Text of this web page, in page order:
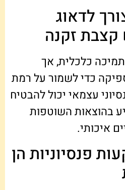
צורך לדאוג
זקנה
כלכלית, אך
כדי לשמור על רמת
עצמאי יכול להבטיח
בהוצאות השוטפות
איכותי.
השקעות פנסיוניות הן